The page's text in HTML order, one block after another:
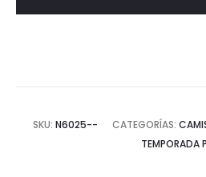
SKU: N6025-- CATEGORÍAS:
TEMPORADA